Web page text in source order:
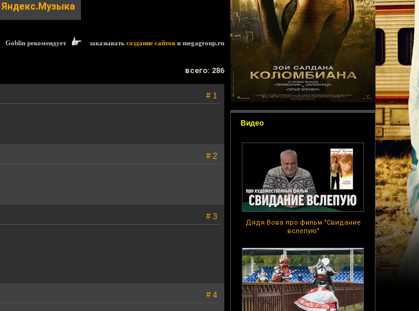
Видео
Дядя Вова про фильм "Свидание
вслепую"
Яндекс.Музыка
Goblin рекомендует заказывать создание сайтов в megagroup.ru
всего: 286
# 1
# 2
# 3
# 4